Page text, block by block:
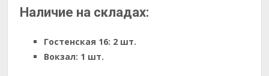
Наличие на складах:
Гостенская 16: 2 шт.
Вокзал: 1 шт.